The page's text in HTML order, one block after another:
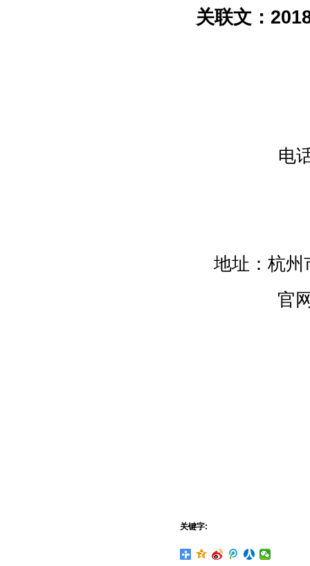
关联文：
电
地址：杭州
官
关键字: